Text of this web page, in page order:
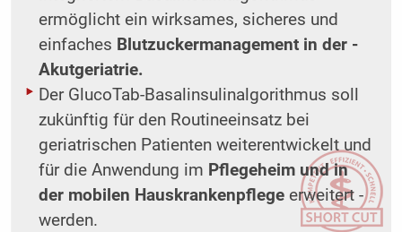
ermöglicht ein wirksames, sicheres und
einfaches Blutzuckermanagement in der ­
Akutgeriatrie.
Der GlucoTab-Basalinsulinalgorithmus soll
zukünftig für den Routineeinsatz bei
geriatrischen Patienten weiterentwickelt und
für die Anwendung im Pflegeheim und in
der mobilen Hauskrankenpflegeerweitert ­
werden.